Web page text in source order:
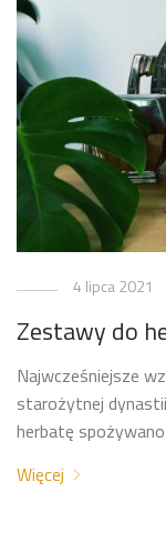
4 lipca 2021
Zestawy do
Najwcześniejsze
starożytnej
herbatę
Więcej